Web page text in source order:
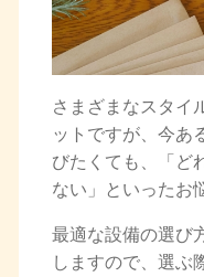
さまざまなスタイ
ットですが、今あ
びたくても、「ど
ない」といったお
最適な設備の選び
しますので、選ぶ